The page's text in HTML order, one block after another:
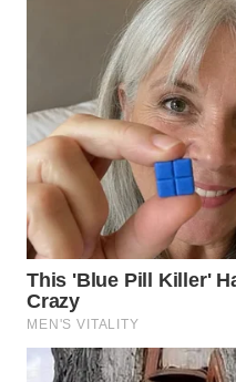
TAPANULI
SELATAN
WN
TANJUNG
LESUNG
WN
KARO
WN
SIMALUNGUN